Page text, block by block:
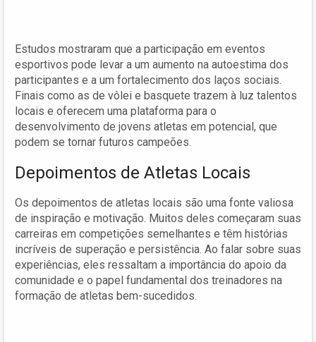
Estudos mostraram que a participação em eventos
esportivos pode levar a um aumento na autoestima dos
participantes e a um fortalecimento dos laços sociais.
Finais como as de vôlei e basquete trazem à luz talentos
locais e oferecem uma plataforma para o
desenvolvimento de jovens atletas em potencial, que
podem se tornar futuros campeões.
Depoimentos de Atletas Locais
Os depoimentos de atletas locais são uma fonte valiosa
de inspiração e motivação. Muitos deles começaram suas
carreiras em competições semelhantes e têm histórias
incríveis de superação e persistência. Ao falar sobre suas
experiências, eles ressaltam a importância do apoio da
comunidade e o papel fundamental dos treinadores na
formação de atletas bem-sucedidos.